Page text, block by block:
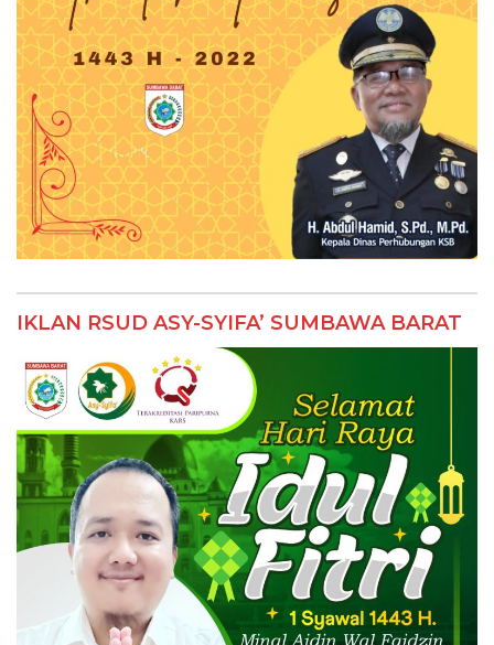
IKLAN RSUD ASY-SYIFA’ SUMBAWA BARAT